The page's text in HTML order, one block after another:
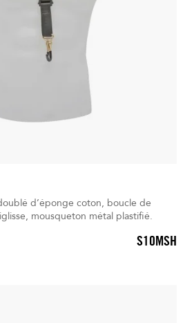
d’éponge coton, boucle de
mousqueton métal plastifié.
S10MSH